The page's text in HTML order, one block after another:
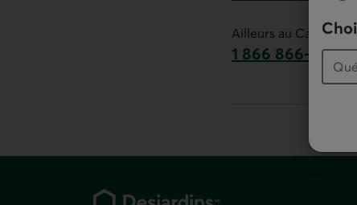
Ce lien lancera
Ailleurs au Canada :
1 866 866-7000
numéro sans